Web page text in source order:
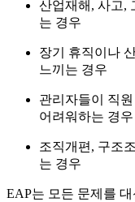
산업재해, 사고,
는 경우
장기 휴직이나
느끼는 경우
관리자들이 직
어려워하는 경우
조직개편, 구조
는 경우
EAP는 모든 문제를